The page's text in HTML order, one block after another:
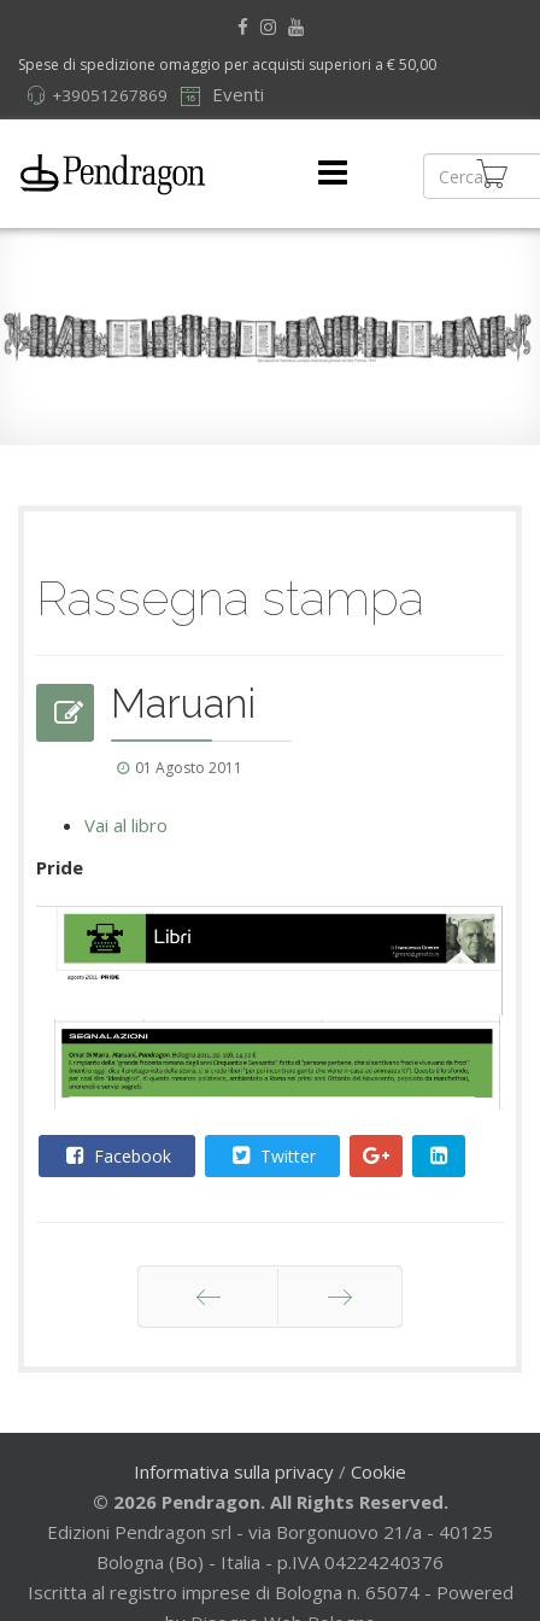
Spese di spedizione omaggio per acquisti superiori a € 50,00
Eventi
+39051267869
Rassegna stampa
Maruani
01 Agosto 2011
Vai al libro
Pride
Facebook Twitter
Informativa sulla privacy / Cookie
© 2026 Pendragon. All Rights Reserved.
Edizioni Pendragon srl - via Borgonuovo 21/a - 40125
Bologna (Bo) - Italia - p.IVA 04224240376
Iscritta al registro imprese di Bologna n. 65074 - Powered